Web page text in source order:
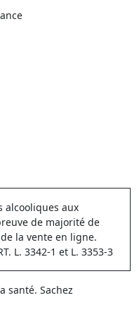
alcooliques aux
de majorité de
la vente en ligne.
L. 3342-1 et L. 3353-3
santé. Sachez